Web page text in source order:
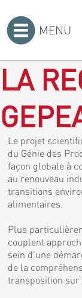
MENU
LA
Le projet
du Génie des
façon globale à
au renouveau
transitions
alimentaires.
Plus
couplent
sein d’une
de la
transposition